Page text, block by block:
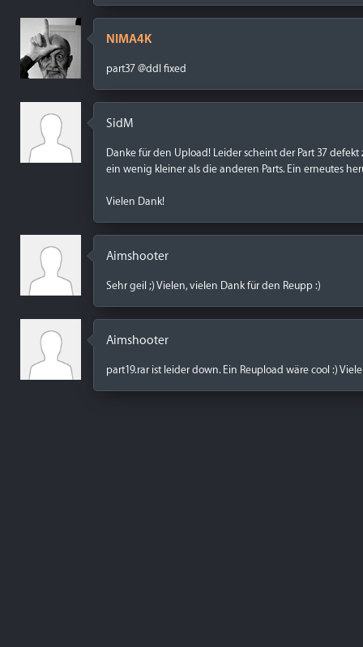
NIMA4K
part37 @ddl fixed
SidM
Danke für den Upload! Leider scheint der Part 37
ein wenig kleiner als die anderen Parts. Ein erneutes
Vielen Dank!
Aimshooter
Sehr geil ;) Vielen, vielen Dank für den Reupp :)
Aimshooter
part19.rar ist leider down. Ein Reupload wäre cool :)